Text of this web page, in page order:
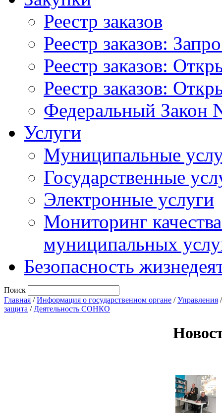
Реестр заказов
Реестр заказов:
Реестр заказов:
Реестр заказов:
Федеральный Закон
Услуги
Муниципальные
Государственные
Электронные услуги
Мониторинг
муниципальных
Безопасность
Поиск
Главная /Информация о государственном органе /Управления
защита / Деятельность СОНКО